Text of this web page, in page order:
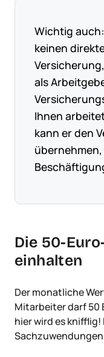
Wichtig
keinen
als
Ihnen
kann er den
Die 50-
einhalten
Der monatliche
Mitarbeiter darf 50
hier wird es knifflig!